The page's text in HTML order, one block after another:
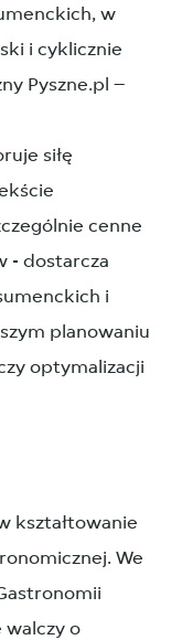
w
i cyklicznie
Pyszne.pl –
siłę
cenne
- dostarcza
i
planowaniu
optymalizacji
kształtowanie
We
walczy o